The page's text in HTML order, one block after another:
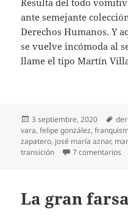
Resulta del todo
ante semejante
Derechos Humanos. Y
se vuelve incómoda al
llame el tipo Martín
Publicado
el
3 septiembre, 2020
vara,felipe gonzález,
zapatero, josé maría aznar,
transición
7 comentarios
La gran farsa